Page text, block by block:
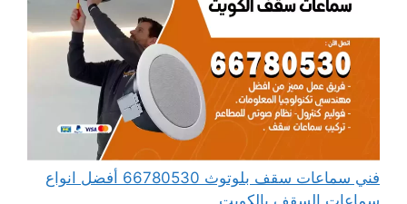
فني سماعات سقف بلوتوث 66780530 أفضل انواع
سماعات السقف بالكويت